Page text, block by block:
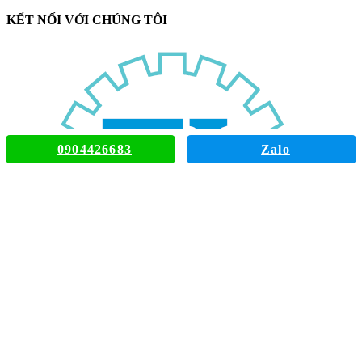
KẾT NỐI VỚI CHÚNG TÔI
0904426683 Zalo